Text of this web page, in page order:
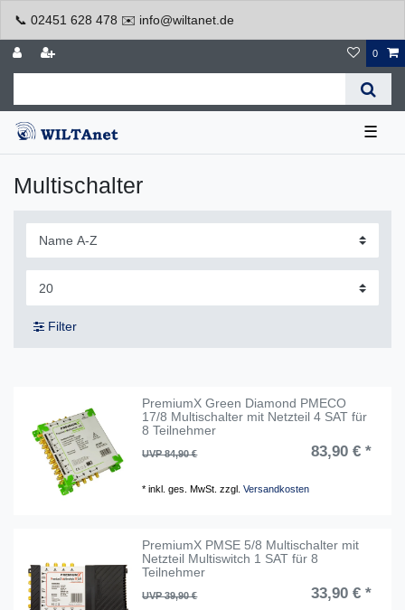
📞 02451 628 478 ✉️ info@wiltanet.de
0
☰
Multischalter
Filter
PremiumX Green Diamond PMECO
17/8 Multischalter mit Netzteil 4 SAT für
8 Teilnehmer
UVP 84,90 € 83,90 € *
*inkl. ges. MwSt. zzgl.Versandkosten
PremiumX PMSE 5/8 Multischalter mit
Netzteil Multiswitch 1 SAT für 8
Teilnehmer
UVP 39,90 € 33,90 € *